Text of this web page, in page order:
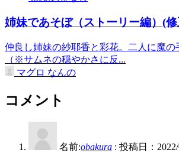
姉妹であそぼ（ストーリー編）(
仲良し姉妹の紗耶香と彩花。二人に魔の
（※サムネの穏やかさに反...
マグロ なんの
コメント
名前:obakura : 投稿日：